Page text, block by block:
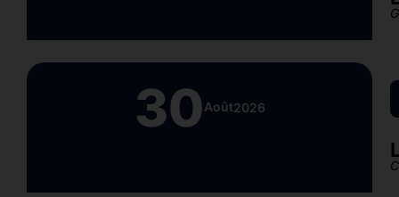
30Août2026